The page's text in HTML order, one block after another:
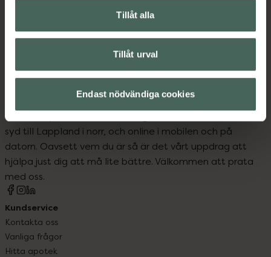
Tillåt alla
Tillåt urval
Endast nödvändiga cookies
Ansiktsvård
Hudvård
Ögonmask
Kronans Apotek finns här för dig. Du hittar oss från Skåne i
syd till Lappland i norr, och online i mobilen och på
datorn. Oavsett vem du är så är det vårt uppdrag att
hjälpa just dig att må lite bättre. Välkommen att prata
med oss.
Kundservice
Kontakta oss
Vanliga frågor
Hitta apotek